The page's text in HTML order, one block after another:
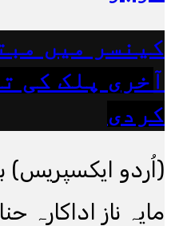
کینسر میں
آخری پلک کی
کردی
(اُردو ایکسپریس)
مایہ ناز اداکارہ